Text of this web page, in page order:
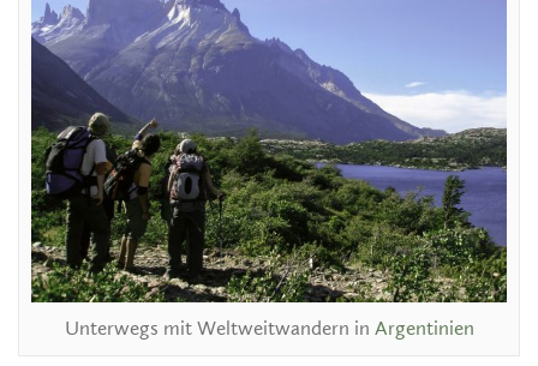
Unterwegs mit Weltweitwandern in Argentinien